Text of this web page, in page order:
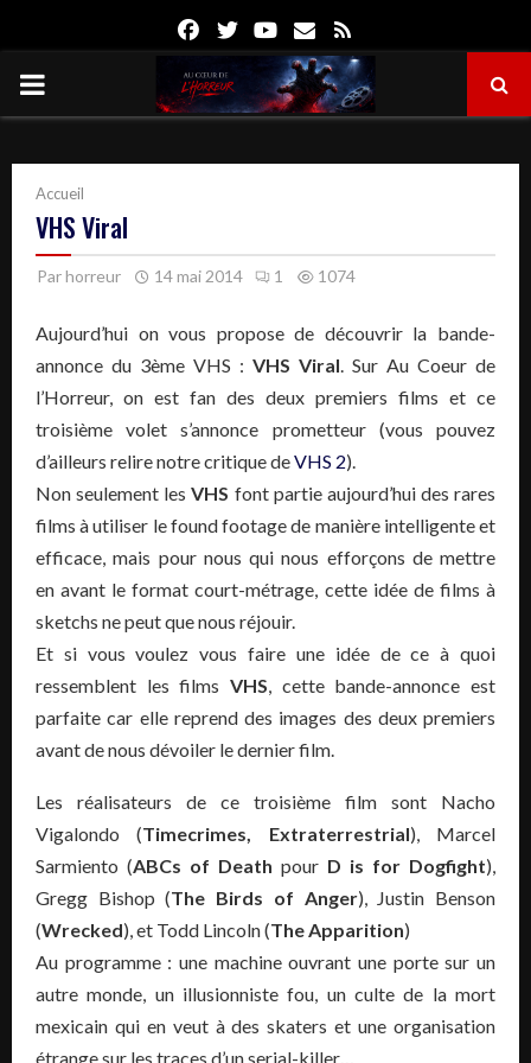
FacebookTwitterYoutube
Email
PRIMARY
Accueil
VHS Viral
Parhorreur 14 mai 2014 1 1074
Aujourd’hui on vous propose de découvrir la bande-
annonce du 3ème VHS : VHS Viral. Sur Au Coeur de
l’Horreur, on est fan des deux premiers films et ce
troisième volet s’annonce prometteur (vous pouvez
d’ailleurs relire notre critique deVHS 2).
Non seulement lesVHS font partie aujourd’hui des rares
films à utiliser le found footage de manière intelligente et
efficace, mais pour nous qui nous efforçons de mettre
en avant le format court-métrage, cette idée de films à
sketchs ne peut que nous réjouir.
Et si vous voulez vous faire une idée de ce à quoi
ressemblent les films VHS, cette bande-annonce est
parfaite car elle reprend des images des deux premiers
avant de nous dévoiler le dernier film.
Les réalisateurs de ce troisième film sont Nacho
Vigalondo (Timecrimes, Extraterrestrial), Marcel
Sarmiento (ABCs of Death pour D is for Dogfight),
Gregg Bishop (The Birds of Anger), Justin Benson
(Wrecked), et Todd Lincoln (The Apparition)
Au programme : une machine ouvrant une porte sur un
autre monde, un illusionniste fou, un culte de la mort
mexicain qui en veut à des skaters et une organisation
étrange sur les traces d’un serial-killer…